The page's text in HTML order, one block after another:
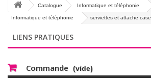
Catalogue Informatique et téléphonie
Informatique et téléphonie serviettes et attache case
LIENS PRATIQUES
Commande (vide)